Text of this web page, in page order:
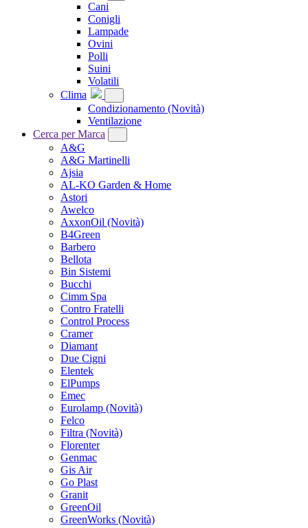
Cani
Conigli
Lampade
Ovini
Polli
Suini
Volatili
Clima
Condizionamento (Novità)
Ventilazione
Cerca per Marca
A&G
A&G Martinelli
Ajsia
AL-KO Garden & Home
Astori
Awelco
AxxonOil (Novità)
B4Green
Barbero
Bellota
Bin Sistemi
Bucchi
Cimm Spa
Contro Fratelli
Control Process
Cramer
Diamant
Due Cigni
Elentek
ElPumps
Emec
Eurolamp (Novità)
Felco
Filtra (Novità)
Florenter
Genmac
Gis Air
Go Plast
Granit
GreenOil
GreenWorks (Novità)